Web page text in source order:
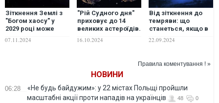
Зіткнення Землі з
"Богом хаосу" у
2029 році може
спричинити
"астероїдотруси":
07.11.2024
"Рій Судного дня"
приховує до 14
великих астероїдів.
Чи є ризик
зіткнення із
16.10.2024
Від зіткнення до
темряви: що
станеться, якщо в
Землю вріжеться
руйнівний астероїд
22.09.2024
Правила коментування ! »
НОВИНИ
06:28
«Не будь байдужим»: у 22 містах Польщі пройшли
масштабні акції проти нападів на українців
48 0